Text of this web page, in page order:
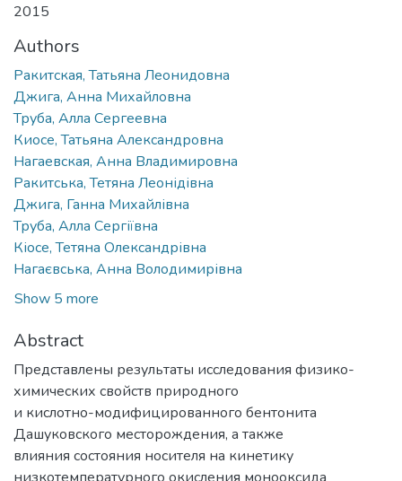
2015
Authors
Ракитская, Татьяна Леонидовна
Джига, Анна Михайловна
Труба, Алла Сергеевна
Киосе, Татьяна Александровна
Нагаевская, Анна Владимировна
Ракитська, Тетяна Леонідівна
Джига, Ганна Михайлівна
Труба, Алла Сергіївна
Кіосе, Тетяна Олександрівна
Нагаєвська, Анна Володимирівна
Show 5 more
Abstract
Представлены результаты исследования физико-
химических свойств природного
и кислотно-модифицированного бентонита
Дашуковского месторождения, а также
влияния состояния носителя на кинетику